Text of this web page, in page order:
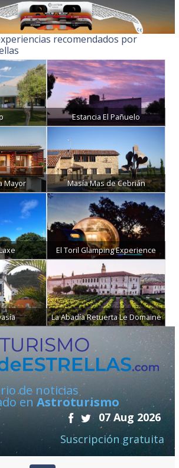
recomendados por
Estancia El Pañuelo
Mayor Masía Mas de Cebrián
El Toril Glamping Experience
La Abadía Retuerta Le Domaine
de noticias
en Astroturismo
07 Aug 2026
Suscripción gratuita